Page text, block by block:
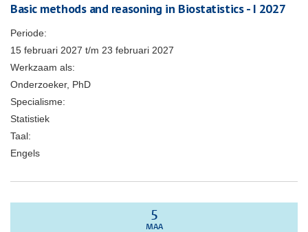
Basic methods and reasoning in Biostatistics - I 2027
Periode:
15 februari 2027 t/m 23 februari 2027
Werkzaam als:
Onderzoeker, PhD
Specialisme:
Statistiek
Taal:
Engels
5
MAA